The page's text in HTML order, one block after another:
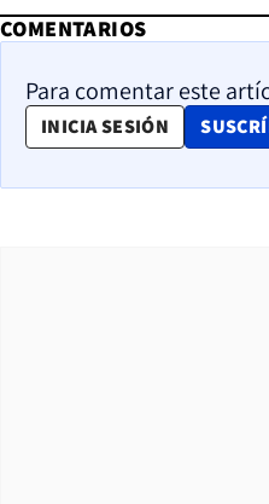
COMENTARIOS
Para comentar este
INICIA SESIÓN OPENS